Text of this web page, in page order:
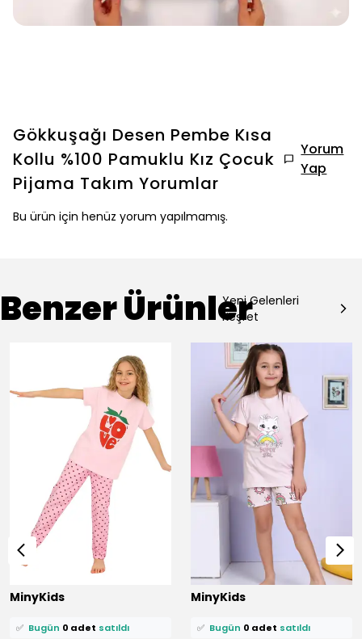
Gökkuşağı Desen Pembe Kısa
Kollu %100 Pamuklu Kız Çocuk
Pijama Takım Yorumlar
Yorum
Yap
Bu ürün için henüz yorum yapılmamış.
Benzer ÜrünlerYeni Gelenleri
Keşfet
MinyKids
0 kişi
✅ Bugün 0 adet satıldı
MinyKids
Bu ürünü0 kişifavoriledi!
0 kişi
✅ Bugün 0 adet satıldı